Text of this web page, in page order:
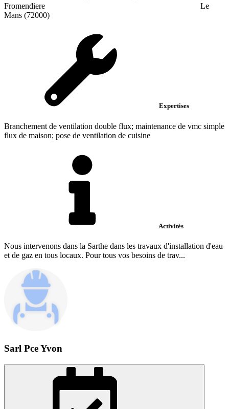
Fromendiere
Le
Mans (72000)
Expertises
Branchement de ventilation double flux; maintenance de vmc simple
flux de maison; pose de ventilation de cuisine
Activités
Nous intervenons dans la Sarthe dans les travaux d'installation d'eau
et de gaz en tous locaux. Pour tous vos besoins de trav...
Sarl Pce Yvon